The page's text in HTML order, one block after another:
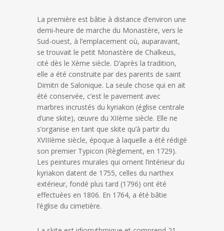
La première est bâtie à distance d’environ une
demi-heure de marche du Monastère, vers le
Sud-ouest, à l’emplacement où, auparavant,
se trouvait le petit Monastère de Chalkeus,
cité dès le Xème siècle. D’après la tradition,
elle a été construite par des parents de saint
Dimitri de Salonique. La seule chose qui en ait
été conservée, c’est le pavement avec
marbres incrustés du kyriakon (église centrale
d’une skite), œuvre du XIIème siècle. Elle ne
s’organise en tant que skite qu’à partir du
XVIIIème siècle, époque à laquelle a été rédigé
son premier Typicon (Règlement, en 1729).
Les peintures murales qui ornent l’intérieur du
kyriakon datent de 1755, celles du narthex
extérieur, fondé plus tard (1796) ont été
effectuées en 1806. En 1764, a été bâtie
l’église du cimetière.